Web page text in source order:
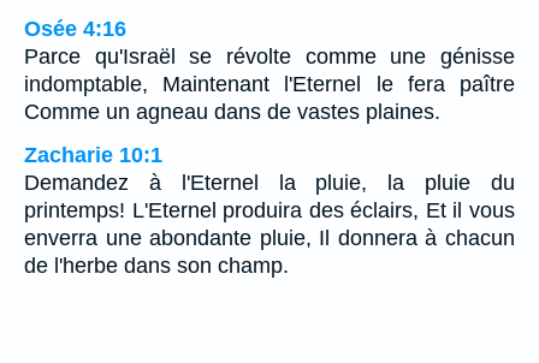
Osée 4:16
Parce qu'Israël se révolte comme une génisse
indomptable, Maintenant l'Eternel le fera paître
Comme un agneau dans de vastes plaines.
Zacharie 10:1
Demandez à l'Eternel la pluie, la pluie du
printemps! L'Eternel produira des éclairs, Et il vous
enverra une abondante pluie, Il donnera à chacun
de l'herbe dans son champ.